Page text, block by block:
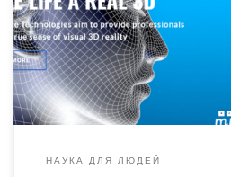
которое в 40 раз активнее
совершено в 2009 году Иварсом
Дамбровой, Эдгорсом
Пуговичем, Эйнарсом Ложей и
органического синтеза.
НАУКА ДЛЯ ЛЮДЕЙ